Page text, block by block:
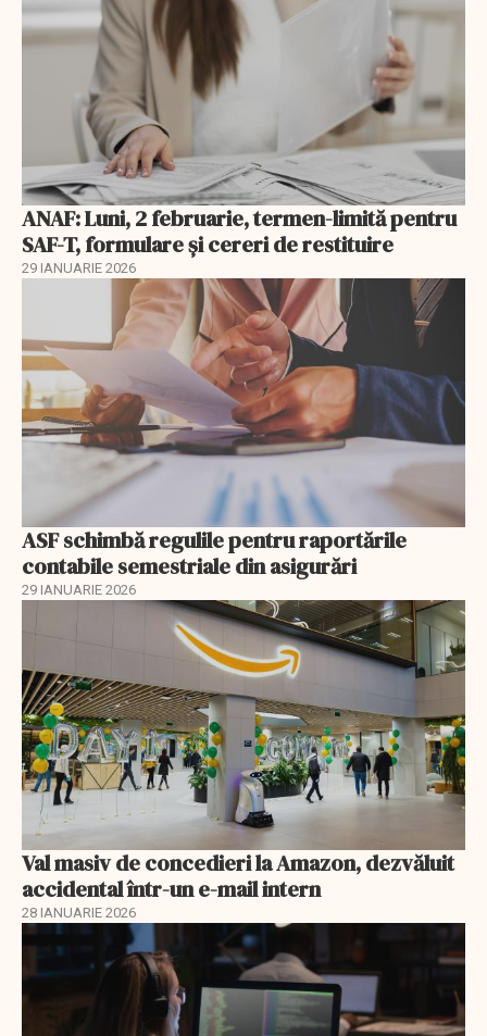
ANAF: Luni, 2 februarie, termen-limită pentru
SAF-T, formulare și cereri de restituire
29 IANUARIE 2026
ASF schimbă regulile pentru raportările
contabile semestriale din asigurări
29 IANUARIE 2026
Val masiv de concedieri la Amazon, dezvăluit
accidental într-un e-mail intern
28 IANUARIE 2026